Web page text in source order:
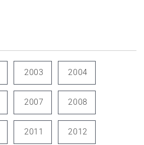
2003 2004
2007 2008
2011 2012